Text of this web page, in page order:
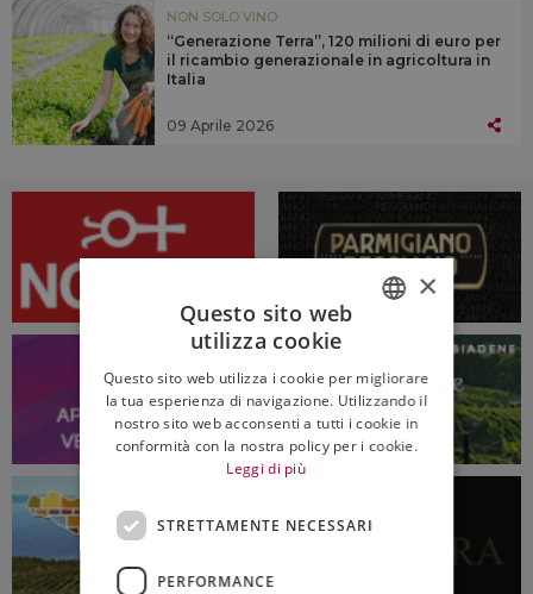
NON SOLO VINO
“Generazione Terra”, 120 milioni di euro per
il ricambio generazionale in agricoltura in
Italia
09 Aprile 2026
ENGLISH
×
Questo sito web
utilizza cookie
Questo sito web utilizza i cookie per migliorare
la tua esperienza di navigazione. Utilizzando il
nostro sito web acconsenti a tutti i cookie in
conformità con la nostra policy per i cookie.
Leggi di più
STRETTAMENTE NECESSARI
PERFORMANCE